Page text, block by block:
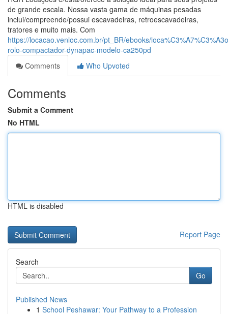
de grande escala. Nossa vasta gama de máquinas pesadas
inclui/compreende/possui escavadeiras, retroescavadeiras,
tratores e muito mais. Com
https://locacao.venloc.com.br/pt_BR/ebooks/
rolo-compactador-dynapac-modelo-ca250pd
Comments
Who Upvoted
Comments
Submit a Comment
No HTML
HTML is disabled
Report Page
Search
Go
Published News
1 School Peshawar: Your Pathway to a Profession